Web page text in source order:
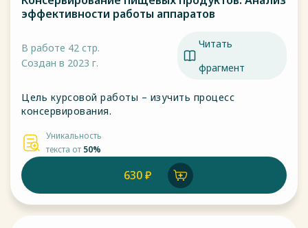
эффективности работы аппаратов
В работе 42 стр.
Создан в 2023 г.
Читать
фрагмент
Цель курсовой работы – изучить процесс
консервирования.
Уникальность
текста от 50%
630 ₽